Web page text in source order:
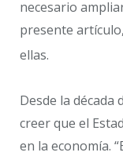
necesario
presente
ellas.
Desde la década
creer que el
en la economía.